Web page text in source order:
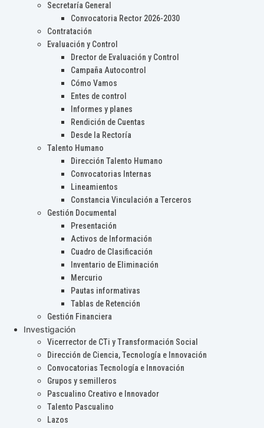
Secretaría General
Convocatoria Rector 2026-2030
Contratación
Evaluación y Control
Drector de Evaluación y Control
Campaña Autocontrol
Cómo Vamos
Entes de control
Informes y planes
Rendición de Cuentas
Desde la Rectoría
Talento Humano
Dirección Talento Humano
Convocatorias Internas
Lineamientos
Constancia Vinculación a Terceros
Gestión Documental
Presentación
Activos de Información
Cuadro de Clasificación
Inventario de Eliminación
Mercurio
Pautas informativas
Tablas de Retención
Gestión Financiera
Investigación
Vicerrector de CTi y Transformación Social
Dirección de Ciencia, Tecnología e Innovación
Convocatorias Tecnología e Innovación
Grupos y semilleros
Pascualino Creativo e Innovador
Talento Pascualino
Lazos